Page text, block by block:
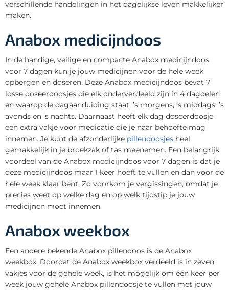
verschillende handelingen in het dagelijkse leven makkelijker
maken.
Anabox medicijndoos
In de handige, veilige en compacte Anabox medicijndoos
voor 7 dagen kun je jouw medicijnen voor de hele week
opbergen en doseren. Deze Anabox medicijndoos bevat 7
losse doseerdoosjes die elk onderverdeeld zijn in 4 dagdelen
en waarop de dagaanduiding staat: ’s morgens, ’s middags, ’s
avonds en ’s nachts. Daarnaast heeft elk dag doseerdoosje
een extra vakje voor medicatie die je naar behoefte mag
innemen. Je kunt de afzonderlijke pillendoosjes heel
gemakkelijk in je broekzak of tas meenemen. Een belangrijk
voordeel van de Anabox medicijndoos voor 7 dagen is dat je
deze medicijndoos maar 1 keer hoeft te vullen en dan voor de
hele week klaar bent. Zo voorkom je vergissingen, omdat je
precies weet op welke dag en op welk tijdstip je jouw
medicijnen moet innemen.
Anabox weekbox
Een andere bekende Anabox pillendoos is de Anabox
weekbox. Doordat de Anabox weekbox verdeeld is in zeven
vakjes voor de gehele week, is het mogelijk om één keer per
week jouw gehele Anabox pillendoosje te vullen met jouw